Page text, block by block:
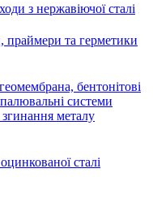
з нержавіючої сталі
праймери та герметики
бентонітові
системи
металу
сталі